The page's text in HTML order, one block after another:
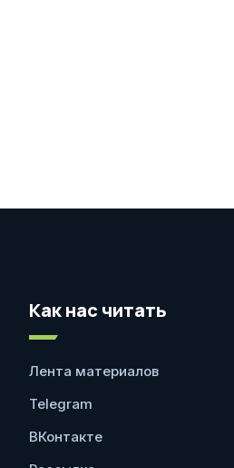
Как нас читать
Лента материалов
Telegram
ВКонтакте